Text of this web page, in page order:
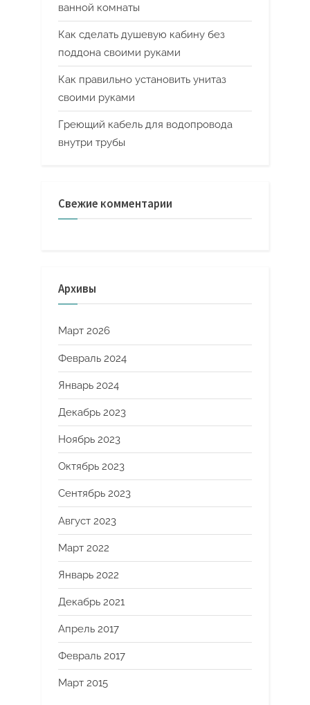
ванной комнаты
Как сделать душевую кабину без
поддона своими руками
Как правильно установить унитаз
своими руками
Греющий кабель для водопровода
внутри трубы
Свежие комментарии
Архивы
Март 2026
Февраль 2024
Январь 2024
Декабрь 2023
Ноябрь 2023
Октябрь 2023
Сентябрь 2023
Август 2023
Март 2022
Январь 2022
Декабрь 2021
Апрель 2017
Февраль 2017
Март 2015